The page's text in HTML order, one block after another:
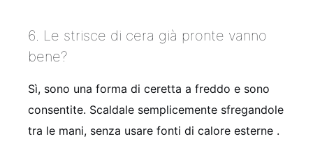
6. Le strisce di cera già pronte vanno
bene?
Sì, sono una forma di ceretta a freddo e sono
consentite. Scaldale semplicemente sfregandole
tra le mani, senza usare fonti di calore esterne .